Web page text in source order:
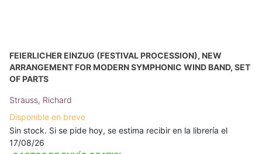
FEIERLICHER EINZUG (FESTIVAL PROCESSION), NEW
ARRANGEMENT FOR MODERN SYMPHONIC WIND BAND, SET
OF PARTS
Strauss, Richard
Disponible en breve
Sin stock. Si se pide hoy, se estima recibir en la librería el
17/08/26